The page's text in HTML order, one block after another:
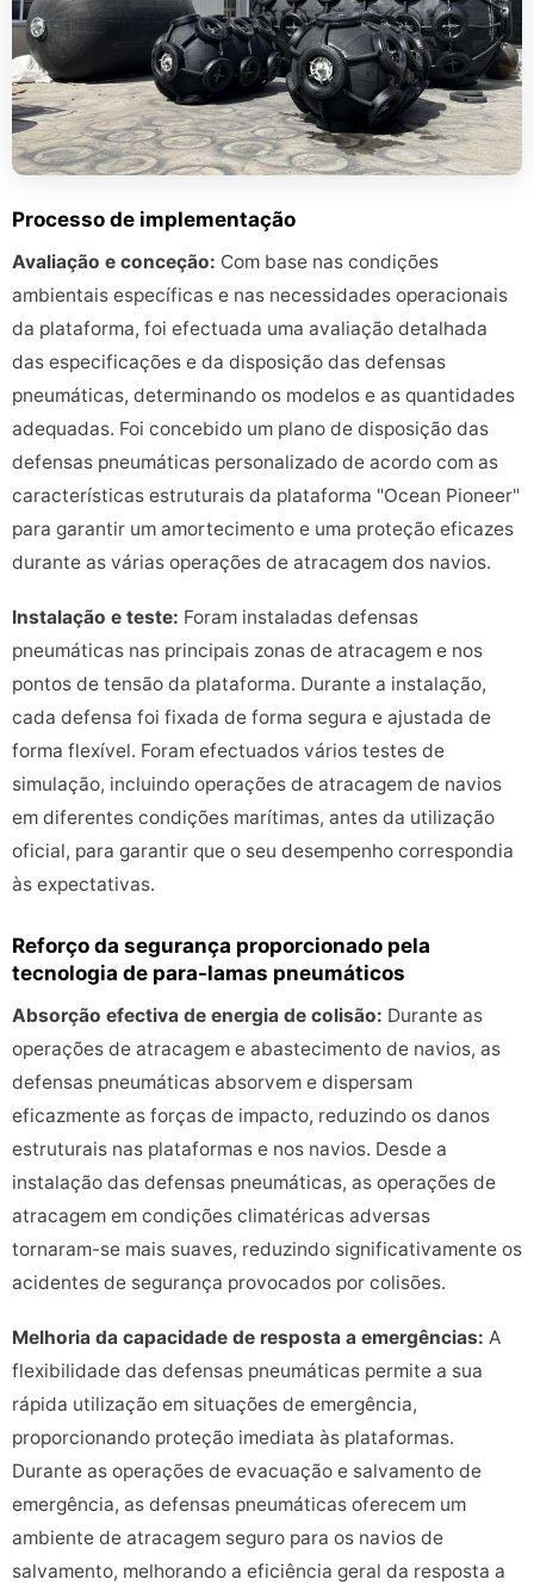
Processo de implementação
Avaliação e conceção: Com base nas condições
ambientais específicas e nas necessidades operacionais
da plataforma, foi efectuada uma avaliação detalhada
das especificações e da disposição das defensas
pneumáticas, determinando os modelos e as quantidades
adequadas. Foi concebido um plano de disposição das
defensas pneumáticas personalizado de acordo com as
características estruturais da plataforma "Ocean Pioneer"
para garantir um amortecimento e uma proteção eficazes
durante as várias operações de atracagem dos navios.
Instalação e teste: Foram instaladas defensas
pneumáticas nas principais zonas de atracagem e nos
pontos de tensão da plataforma. Durante a instalação,
cada defensa foi fixada de forma segura e ajustada de
forma flexível. Foram efectuados vários testes de
simulação, incluindo operações de atracagem de navios
em diferentes condições marítimas, antes da utilização
oficial, para garantir que o seu desempenho correspondia
às expectativas.
Reforço da segurança proporcionado pela
tecnologia de para-lamas pneumáticos
Absorção efectiva de energia de colisão: Durante as
operações de atracagem e abastecimento de navios, as
defensas pneumáticas absorvem e dispersam
eficazmente as forças de impacto, reduzindo os danos
estruturais nas plataformas e nos navios. Desde a
instalação das defensas pneumáticas, as operações de
atracagem em condições climatéricas adversas
tornaram-se mais suaves, reduzindo significativamente os
acidentes de segurança provocados por colisões.
Melhoria da capacidade de resposta a emergências: A
flexibilidade das defensas pneumáticas permite a sua
rápida utilização em situações de emergência,
proporcionando proteção imediata às plataformas.
Durante as operações de evacuação e salvamento de
emergência, as defensas pneumáticas oferecem um
ambiente de atracagem seguro para os navios de
salvamento, melhorando a eficiência geral da resposta a